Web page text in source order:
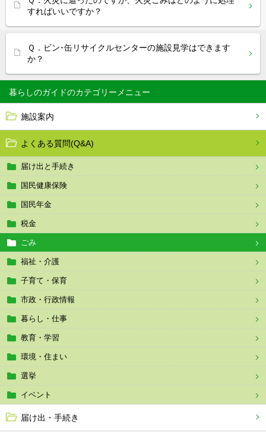
暮らしのガイド
施設案内
よくある質問(Q&A)
届け出と手続き
国民健康保険
国民年金
税金
ごみ
福祉・介護
子育て・保育
市政・行政情報
暮らし・仕事
教育・学習
環境・住まい
選挙
イベント
届け出・手続き
すればいいですか？
Ｑ．ビン･缶リサイクルセンターの施設見学はできます
か？